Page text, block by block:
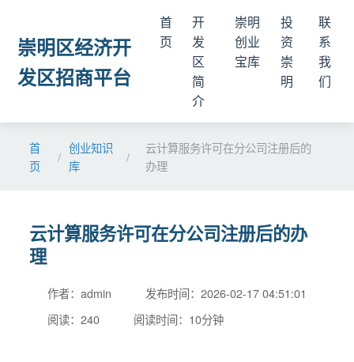
崇明区经济开
发区招商平台
首
页
开
发
区
简
介
崇明
创业
宝库
投
资
崇
明
联
系
我
们
首
页
/
创业知识
库
/
云计算服务许可在分公司注册后的
办理
云计算服务许可在分公司注册后的办
理
作者：admin
发布时间：2026-02-17 04:51:01
阅读：240
阅读时间：10分钟